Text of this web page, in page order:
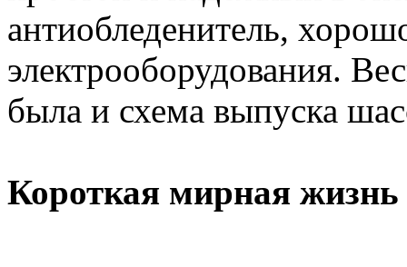
антиобледенитель,
электрооборудования.
была и схема выпуска
Короткая мирная жизнь